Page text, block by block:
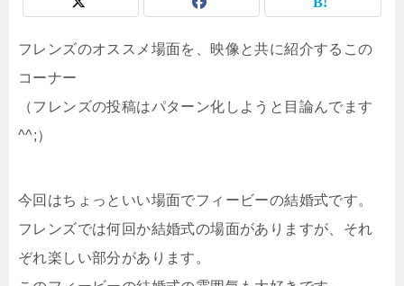
フレンズのオススメ場面を、映像と共に紹介するこの
コーナー
（フレンズの投稿はパターン化しようと目論んでます
^^;）
今回はちょっといい場面でフィービーの結婚式です。
フレンズでは何回か結婚式の場面がありますが、それ
ぞれ楽しい部分があります。